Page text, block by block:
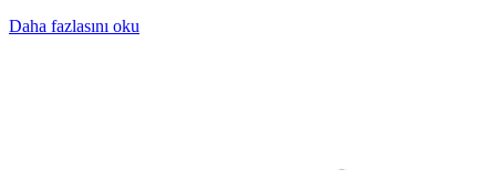
Daha fazlasını oku